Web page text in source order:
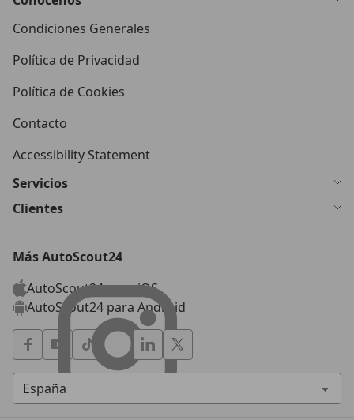
Condiciones Generales
Política de Privacidad
Política de Cookies
Contacto
Accessibility Statement
Servicios
Clientes
Más AutoScout24
AutoScout24 para iOS
AutoScout24 para Android